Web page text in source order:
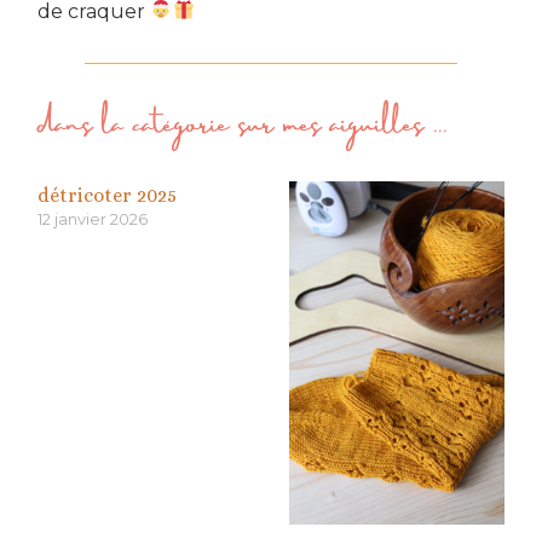
de craquer
dans la catégoriesur mes aiguilles...
détricoter 2025
12 janvier 2026